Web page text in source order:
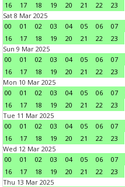
16
17 18 19 20 21 22
23
Sat 8 Mar 2025
00
01 02 03 04 05 06 07
16
17 18 19 20 21 22
23
Sun 9 Mar 2025
00
01 02 03 04 05 06 07
16
17 18 19 20 21 22
23
Mon 10 Mar 2025
00
01 02 03 04 05 06 07
16
17 18 19 20 21 22
23
Tue 11 Mar 2025
00
01 02 03 04 05 06 07
16
17 18 19 20 21 22
23
Wed 12 Mar 2025
00
01 02 03 04 05 06 07
16
17 18 19 20 21 22
23
Thu 13 Mar 2025